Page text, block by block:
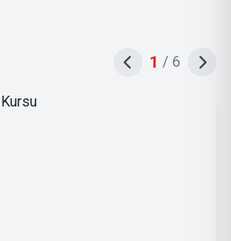
2 / 6